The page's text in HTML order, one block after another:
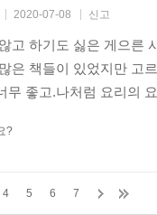
2020-07-08 신고
고 하기도 싫은 게으른
은 책들이 있었지만 고
무 좋고.나처럼 요리의
?
4 5 6 7